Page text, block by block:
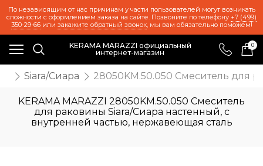
По независящим от нас причинам у части пользователей могут возникать
сложности с оформлением заказа на сайте. Позвоните по телефону +7 (499)
350-29-66или закажите обратный звонок, мы вам обязательно поможем!
KERAMA MARAZZI официальный
интернет-магазин
0
Siara/Сиара 28050KM.50.050 Смеситель для
KERAMA MARAZZI 28050KM.50.050 Смеситель
для раковины Siara/Сиара настенный, с
внутренней частью, нержавеющая сталь